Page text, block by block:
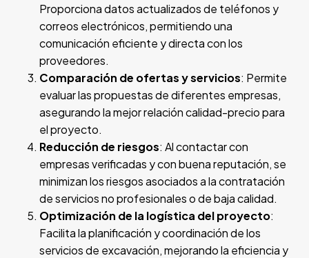
Proporciona datos actualizados de teléfonos y
correos electrónicos, permitiendo una
comunicación eficiente y directa con los
proveedores.
Comparación de ofertas y servicios: Permite
evaluar las propuestas de diferentes empresas,
asegurando la mejor relación calidad-precio para
el proyecto.
Reducción de riesgos: Al contactar con
empresas verificadas y con buena reputación, se
minimizan los riesgos asociados a la contratación
de servicios no profesionales o de baja calidad.
Optimización de la logística del proyecto:
Facilita la planificación y coordinación de los
servicios de excavación, mejorando la eficiencia y